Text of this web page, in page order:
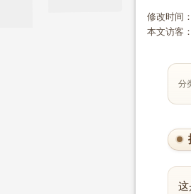
修改时间
本文访客：
分
这